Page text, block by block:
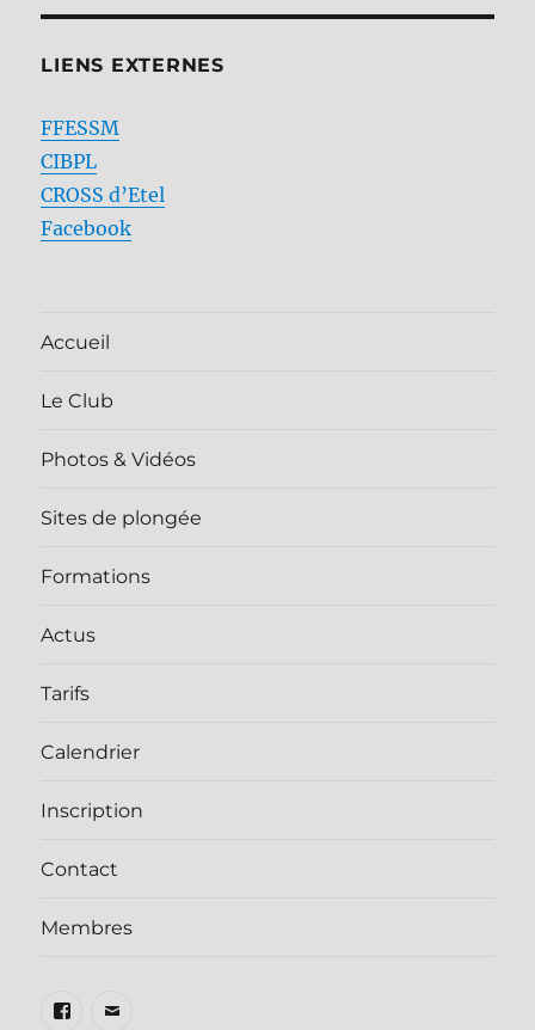
LIENS EXTERNES
FFESSM
CIBPL
CROSS d’Etel
Facebook
Accueil
Le Club
Photos & Vidéos
Sites de plongée
Formations
Actus
Tarifs
Calendrier
Inscription
Contact
Membres
Facebook